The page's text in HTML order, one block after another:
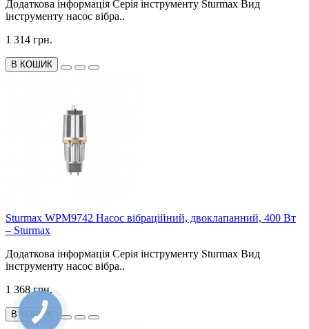
Додаткова інформація Серія інструменту Sturmax Вид
інструменту насос вібра..
1 314 грн.
В КОШИК
Sturmax WPM9742 Насос вібраційний, двоклапанний, 400 Вт
– Sturmax
Додаткова інформація Серія інструменту Sturmax Вид
інструменту насос вібра..
1 368 грн.
В КОШИК